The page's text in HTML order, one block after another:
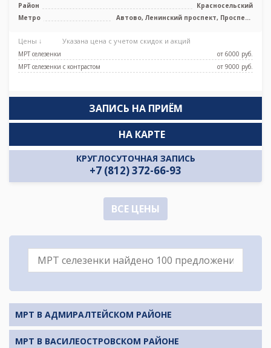
Район
Красносельский
Метро
Автово, Ленинский проспект, Проспект
Цены ↓ Указана цена с учетом скидок и акций
МРТ селезенки
от 6000 pуб.
МРТ селезенки с контрастом
от 9000 pуб.
ЗАПИСЬ НА ПРИЁМ
КРУГЛОСУТОЧНАЯ ЗАПИСЬ
+7 (812) 372-66-93
НА КАРТЕ
ВСЕ ЦЕНЫ
МРТ В АДМИРАЛТЕЙСКОМ РАЙОНЕ
МРТ В ВАСИЛЕОСТРОВСКОМ РАЙОНЕ